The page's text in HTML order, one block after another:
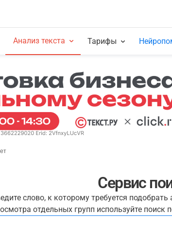
Анализ текста Тарифы
Сервис
слово, к которому требуется
отдельных групп используйте поиск